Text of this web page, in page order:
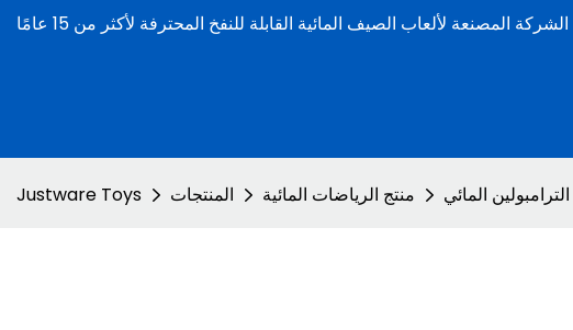
Justware Toys المنتجات منتج الرياضات المائية الترامبولين المائي